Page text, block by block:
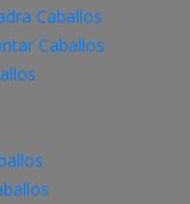
Caballos
Caballos